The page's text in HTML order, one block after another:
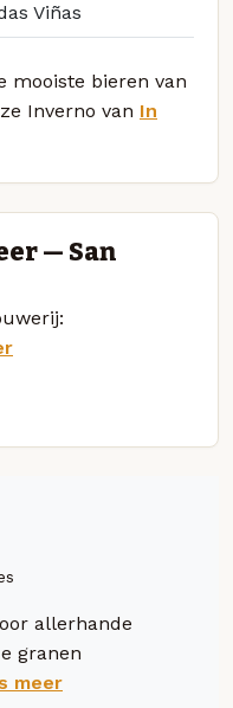
Viñas
mooiste bieren van
Inverno van In
— San
allerhande
granen
meer